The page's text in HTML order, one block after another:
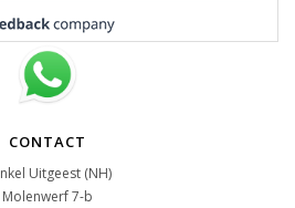
CONTACT
Uitgeest (NH)
Molenwerf 7-b